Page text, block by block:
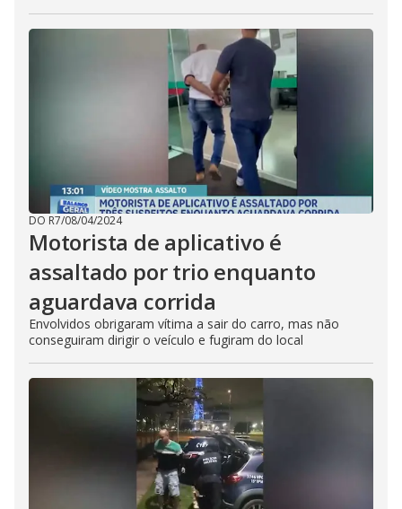
DO R7/08/04/2024
Motorista de aplicativo é
assaltado por trio enquanto
aguardava corrida
Envolvidos obrigaram vítima a sair do carro, mas não
conseguiram dirigir o veículo e fugiram do local